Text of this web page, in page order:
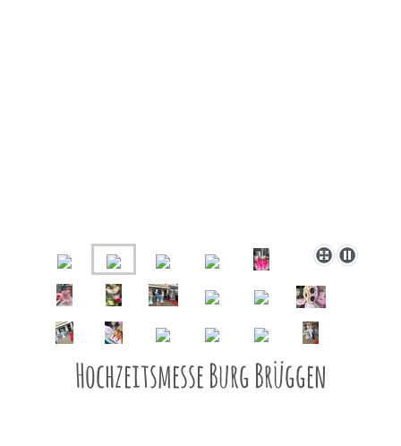
Hochzeitsmesse Burg Brüggen